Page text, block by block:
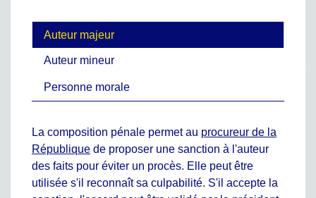
Auteur majeur
Auteur mineur
Personne morale
La composition pénale permet au procureur de la
République de proposer une sanction à l'auteur
des faits pour éviter un procès. Elle peut être
utilisée s'il reconnaît sa culpabilité. S'il accepte la